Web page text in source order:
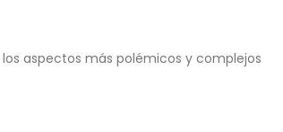
aspectos más polémicos y complejos